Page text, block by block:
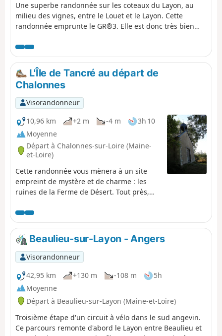
Une superbe randonnée sur les coteaux du Layon, au
milieu des vignes, entre le Louet et le Layon. Cette
randonnée emprunte le GR®3. Elle est donc très bien
L'Île de Tancré au départ de
Chalonnes
Visorandonneur
10,96 km
+2 m -4 m
3h 10
Moyenne
Départ à Chalonnes-sur-Loire (Maine-
et-Loire)
Cette randonnée vous mènera à un site
empreint de mystère et de charme : les
ruines de la Ferme de Désert. Tout près,
l’Alleud et l’Île de Chalonnes. Puis, elle se
poursuit vers la Vallée, île emprisonnée
entre le Louet, bras de la Loire, et le fleuve
royal. Les « boires », ces bras de Loire,
souvent à sec pendant l’été, agrémentent
la fin du parcours. À noter la disposition
des maisons ou des hameaux, surélevés
sur un tertre pour se protéger des crues.
Pour le franchissement du Louet et
l'organisation pour le retour, voir les
informations pratiques.
Beaulieu-sur-Layon - Angers
Visorandonneur
42,95 km
+130 m -108 m
5h
Moyenne
Départ à Beaulieu-sur-Layon (Maine-et-Loire)
Troisième étape d'un circuit à vélo dans le sud angevin.
Ce parcours remonte d'abord le Layon entre Beaulieu et